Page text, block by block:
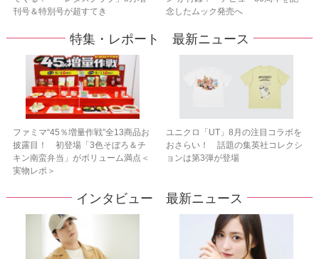
刊号＆特別号が超すてき
念したムック発売へ
特集・レポート 最新ニュース
ファミマ“45％増量作戦”全13商品お
披露目！ 初登場「3色そぼろ＆チ
キン南蛮弁当」がボリューム満点＜
実物レポ＞
ユニクロ「UT」8月の注目コラボを
おさらい！ 話題の集英社コレクシ
ョンは第3弾が登場
インタビュー 最新ニュース